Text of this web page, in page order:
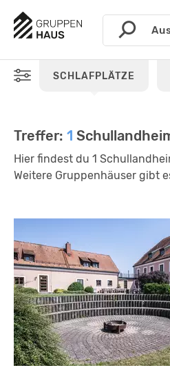
SCHLAFPLÄTZE
Treffer: 1
Hier findest du 1
Weitere Gruppenhäuser gibt